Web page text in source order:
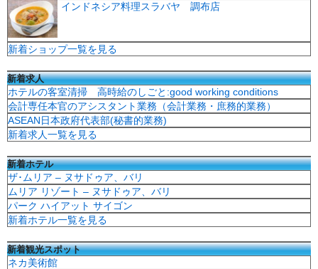
インドネシア料理スラバヤ 調布店
新着ショップ一覧を見る
新着求人
ホテルの客室清掃 高時給のしごと:good working conditions
会計専任本官のアシスタント業務（会計業務・庶務的業務）
ASEAN日本政府代表部(秘書的業務)
新着求人一覧を見る
新着ホテル
ザ･ムリア – ヌサドゥア、バリ
ムリア リゾート – ヌサドゥア、バリ
パーク ハイアット サイゴン
新着ホテル一覧を見る
新着観光スポット
ネカ美術館